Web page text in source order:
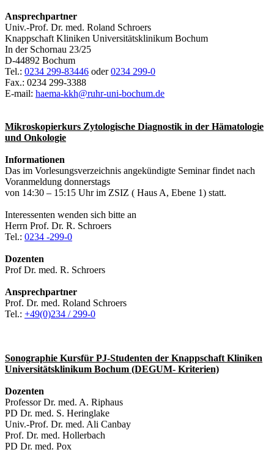
Ansprechpartner
Univ.-Prof. Dr. med. Roland Schroers
Knappschaft Kliniken Universitätsklinikum Bochum
In der Schornau 23/25
D-44892 Bochum
Tel.: 0234 299-83446 oder0234 299-0
Fax.: 0234 299-3388
E-mail: haema-kkh@ruhr-uni-bochum.de
Mikroskopierkurs Zytologische Diagnostik in der Hämatologie
und Onkologie
Informationen
Das im Vorlesungsverzeichnis angekündigte Seminar findet nach
Voranmeldung donnerstags
von 14:30 – 15:15 Uhr im ZSIZ ( Haus A, Ebene 1) statt.
Interessenten wenden sich bitte an
Herrn Prof. Dr. R. Schroers
Tel.: 0234 -299-0
Dozenten
Prof Dr. med. R. Schroers
Ansprechpartner
Prof. Dr. med. Roland Schroers
Tel.: +49(0)234 / 299-0
Sonographie Kursfür PJ-Studenten der Knappschaft Kliniken
Universitätsklinikum Bochum (DEGUM- Kriterien)
Dozenten
Professor Dr. med. A. Riphaus
PD Dr. med. S. Heringlake
Univ.-Prof. Dr. med. Ali Canbay
Prof. Dr. med. Hollerbach
PD Dr. med. Pox